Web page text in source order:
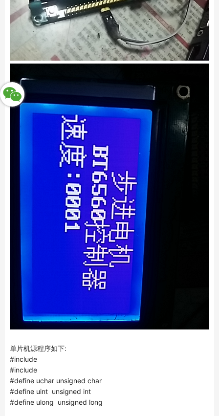
单片机源程序如下:
#include
#include
#define uchar unsigned char
#define uint unsigned int
#define ulong unsigned long